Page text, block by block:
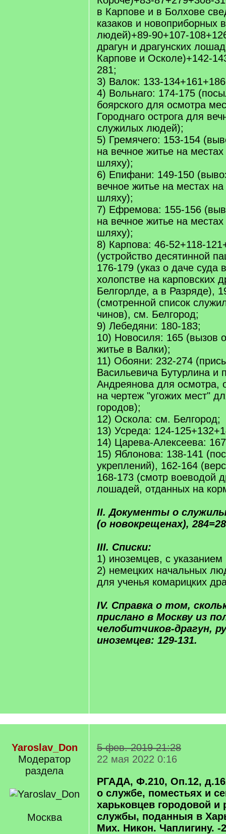
в Карпове и в Болхове
казаков и новоприборных
людей)+89-90+107-
драгун и драгунских
Карпове и Осколе)+142-
281;
3) Валок: 133-
4) Вольнаго: 174-175
боярского для осмотра
Городнаго острога для
служилых людей);
5) Гремячего: 153-154
на вечное житье на
шляху);
6) Епифани: 149-150
вечное житье на местах
шляху);
7) Ефремова: 155-156
на вечное житье на
шляху);
8) Карпова: 46-52+118-
(устройство десятинной
176-179 (указ о даче суда
холопстве на карповских
Белгорлде, а в Разряде),
(смотренной список
чинов), см. Белгород;
9) Лебедяни: 180-183;
10) Новосиля: 165 (вызов
житье в Валки);
11) Обояни: 232-274
Васильевича Бутурлина и
Андреянова для осмотра,
на чертеж "угожих мест"
городов);
12) Оскола: см. Белгород;
13) Усреда: 124-
14) Царева-Алексеева:
15) Яблонова: 138-141
укреплений), 162-164
168-173 (смотр воеводой
лошадей, отданных на
II. Документы о
(о новокрещенах),
III. Списки:
1) иноземцев, с
2) немецких начальных
для ученья комарицких
IV. Справка о том,
прислано в Москву из
челобитчиков-драгун,
иноземцев: 129-131.
Yaroslav_Don
Модератор
раздела
Москва
5 фев. 2019 21:28
22 мая 2022 0:16
РГАДА, Ф.210, Оп.12,
о службе, поместьях и
харьковцев городовой и
службы, поданныя в
Мих. Никон. Чаплигину. -